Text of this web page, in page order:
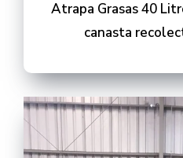
Atrapa Grasas 40
canasta